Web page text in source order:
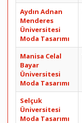
Aydın Adnan
Menderes
Üniversitesi
Moda Tasarımı
Manisa Celal
Bayar
Üniversitesi
Moda Tasarımı
Selçuk
Üniversitesi
Moda Tasarımı